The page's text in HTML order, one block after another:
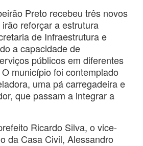
Preto recebeu três novos
reforçar a estrutura
de Infraestrutura e
a capacidade de
públicos em diferentes
município foi contemplado
uma pá carregadeira e
que passam a integrar a
Ricardo Silva, o vice-
da Casa Civil, Alessandro